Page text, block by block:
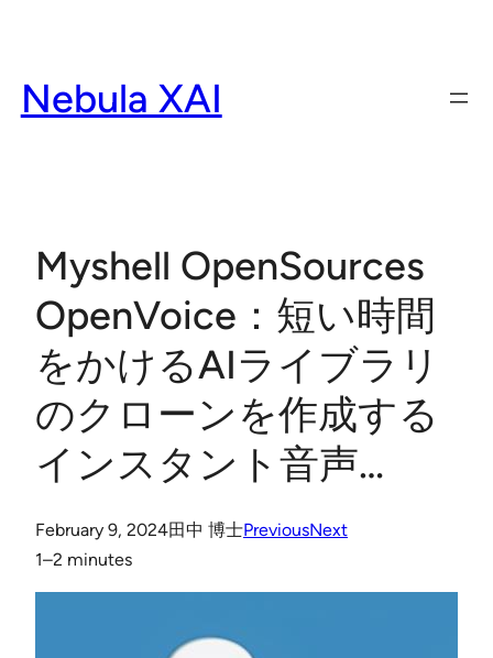
content
Nebula XAI
Myshell OpenSources
OpenVoice：短い時間
をかけるAIライブラリ
のクローンを作成する
インスタント音声…
February 9, 2024田中 博士PreviousNext
1–2 minutes